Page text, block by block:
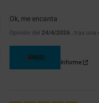
Ok, me encanta
Opinión del 24/4/2026 , tras una
Útil(0)
Informe